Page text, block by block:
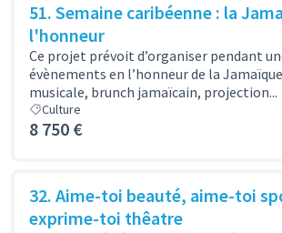
51. Semaine caribéenne : la
l'honneur
Ce projet prévoit d’organiser pendant
évènements en l’honneur de la
musicale, brunch jamaïcain, projection...
Culture
8 750 €
32. Aime-toi beauté, aime-toi
exprime-toi thêatre